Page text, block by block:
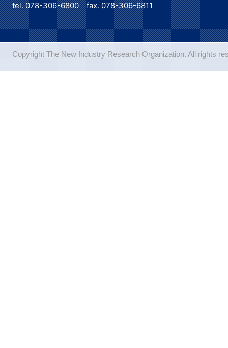
tel. 078-306-6800 fax. 078-306-6811
Copyright The New Industry Research Organization. All rights